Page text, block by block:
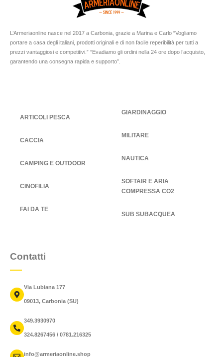
L’Armeriaonline nasce nel 2017 a Carbonia, grazie a Marina e Carlo “Vogliamo
portare a casa degli italiani, prodotti originali e di non facile reperibilità per tutti a
prezzi vantaggiosi e competitivi.” “Evadiamo gli ordini nella 24 ore dopo l’acquisto,
garantendo una consegna rapida e supporto”.
ARTICOLI PESCA
CACCIA
CAMPING E OUTDOOR
CINOFILIA
FAI DA TE
GIARDINAGGIO
MILITARE
NAUTICA
SOFTAIR E ARIA
COMPRESSA CO2
SUB SUBACQUEA
Contatti
Via Lubiana 177
09013, Carbonia (SU)
349.3930970
324.8267456 / 0781.216325
info@armeriaonline.shop